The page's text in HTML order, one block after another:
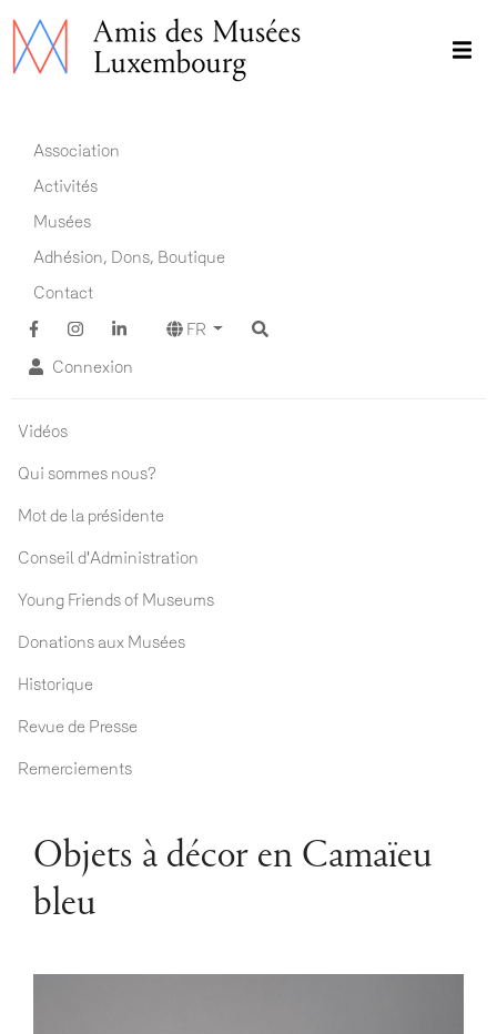
Aller
au
Main navigation FR
Association
Activités
Musées
Adhésion, Dons, Boutique
Contact
FR
Connexion
Association ADM
Vidéos
Qui sommes nous?
Mot de la présidente
Conseil d'Administration
Young Friends of Museums
Donations aux Musées
Historique
Revue de Presse
Remerciements
Objets à décor en Camaïeu
bleu